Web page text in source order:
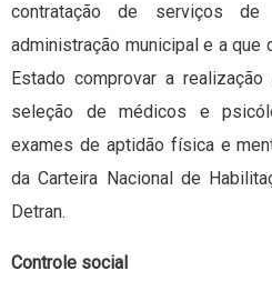
contratação de serviços de
administração municipal e a que
Estado comprovar a
seleção de médicos e
exames de aptidão física e
da Carteira Nacional de
Detran.
Controle social